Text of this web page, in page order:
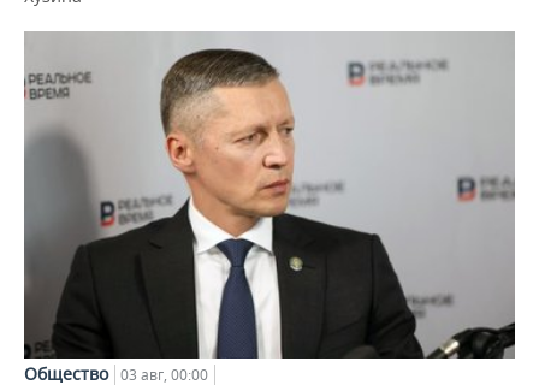
Общество 03 авг, 00:00